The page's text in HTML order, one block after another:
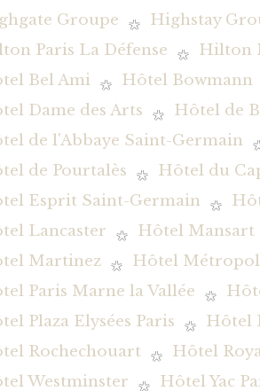
Groupe
Highstay
Paris La Défense
Hilton
Bel Ami
Hôtel Bowmann
Dame des Arts
Hôtel de
de l'Abbaye Saint-Germain
de Pourtalès
Hôtel du
Esprit Saint-Germain
Lancaster
Hôtel Mansart
Martinez
Hôtel
Paris Marne la Vallée
Plaza Elysées Paris
Hôtel
Rochechouart
Hôtel
Westminster
Hôtel Yac